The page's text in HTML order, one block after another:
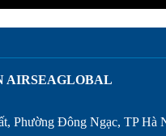
AIRSEAGLOBAL
Phường Đông Ngạc, TP Hà